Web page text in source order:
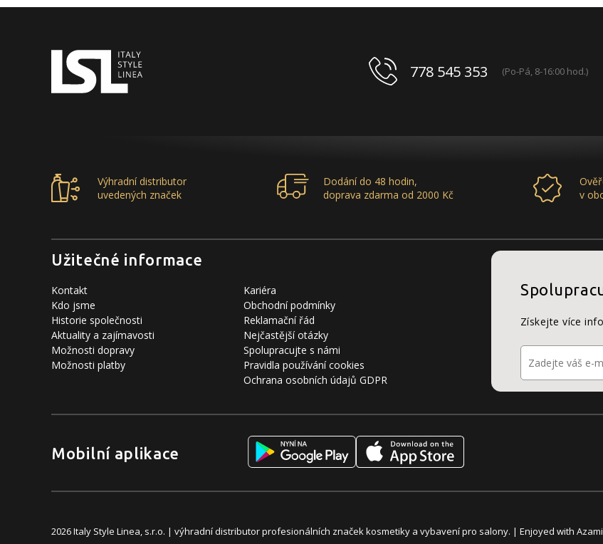
778 545 353 (Po-Pá, 8-16:00 hod.)
Výhradní distributor
uvedených značek
Dodání do 48 hodin,
doprava zdarma od 2000 Kč
v
Užitečné informace
Kontakt
Kdo jsme
Historie společnosti
Aktuality a zajímavosti
Možnosti dopravy
Možnosti platby
Kariéra
Obchodní podmínky
Reklamační řád
Nejčastější otázky
Spolupracujte s námi
Pravidla používání cookies
Ochrana osobních údajů GDPR
Získejte více
Mobilní aplikace
2026 Italy Style Linea, s.r.o. | výhradní distributor profesionálních značek kosmetiky a vybavení pro salony. | Enjoyed with